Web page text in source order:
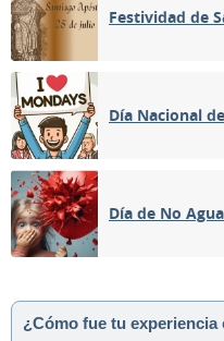
Festividad de
Día Nacional
Día de No
¿Cómo fue tu experiencia